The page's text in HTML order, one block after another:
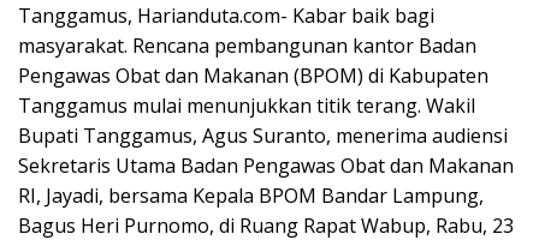
Tanggamus, Harianduta.com- Kabar baik bagi
masyarakat. Rencana pembangunan kantor Badan
Pengawas Obat dan Makanan (BPOM) di Kabupaten
Tanggamus mulai menunjukkan titik terang. Wakil
Bupati Tanggamus, Agus Suranto, menerima audiensi
Sekretaris Utama Badan Pengawas Obat dan Makanan
RI, Jayadi, bersama Kepala BPOM Bandar Lampung,
Bagus Heri Purnomo, di Ruang Rapat Wabup, Rabu, 23